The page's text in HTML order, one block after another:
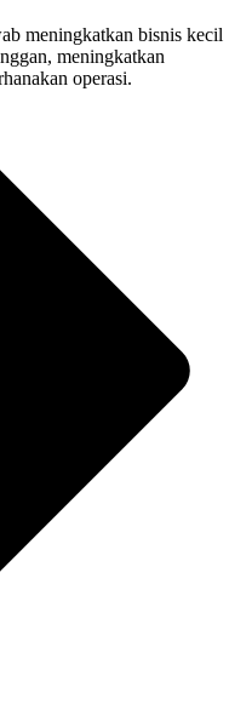
meningkatkan bisnis kecil
meningkatkan
operasi.